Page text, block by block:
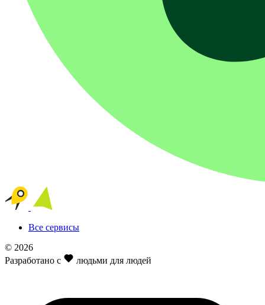
Все сервисы
© 2026
Разработано с
людьми для людей